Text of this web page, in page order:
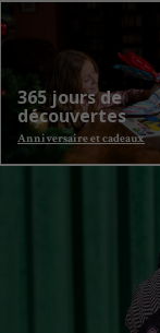
365 jours de
découvertes
Anniversaire et cadeaux